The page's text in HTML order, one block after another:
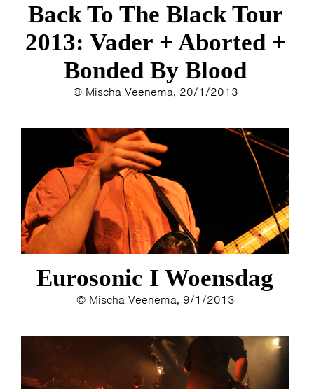
Back To The Black Tour
2013: Vader + Aborted +
Bonded By Blood
© Mischa Veenema, 20/1/2013
Eurosonic I Woensdag
© Mischa Veenema, 9/1/2013